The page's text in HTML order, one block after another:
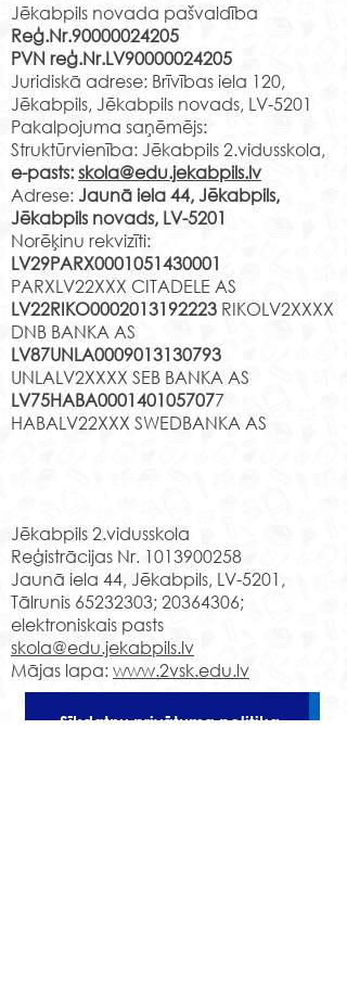
Jēkabpils novada pašvaldība
Reģ.Nr.90000024205
PVN reģ.Nr.LV90000024205
Juridiskā adrese: Brīvības iela 120,
Jēkabpils, Jēkabpils novads, LV-5201
Pakalpojuma saņēmējs:
Struktūrvienība: Jēkabpils 2.vidusskola,
e-pasts:skola@edu.jekabpils.lv
Adrese:Jaunā iela 44, Jēkabpils,
Jēkabpils novads, LV-5201
Norēķinu rekvizīti:
LV29PARX0001051430001
PARXLV22XXX CITADELE AS
LV22RIKO0002013192223 RIKOLV2XXXX
DNB BANKA AS
LV87UNLA0009013130793
UNLALV2XXXX SEB BANKA AS
LV75HABA0001401057077
HABALV22XXX SWEDBANKA AS
Jēkabpils 2.vidusskola
Reģistrācijas Nr. 1013900258
Jaunā iela 44, Jēkabpils, LV-5201,
Tālrunis 65232303;20364306;
elektroniskais pasts
skola@edu.jekabpils.lv
Mājas lapa:www.2vsk.edu.lv
Sīkdatņu privātuma politika